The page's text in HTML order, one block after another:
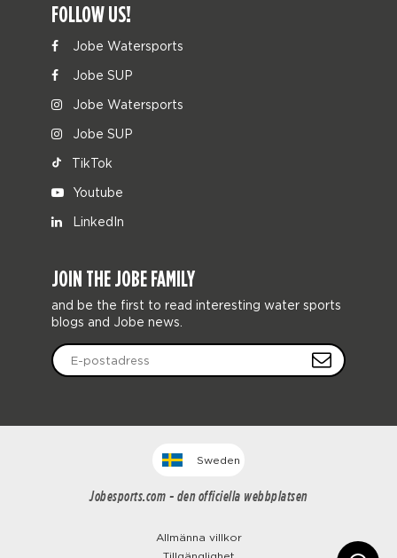
FOLLOW US!
Jobe Watersports
Jobe SUP
Jobe Watersports
Jobe SUP
TikTok
Youtube
LinkedIn
JOIN THE JOBE FAMILY
and be the first to read interesting water sports
blogs and Jobe news.
Sweden
Jobesports.com - den officiella webbplatsen
Allmänna villkor